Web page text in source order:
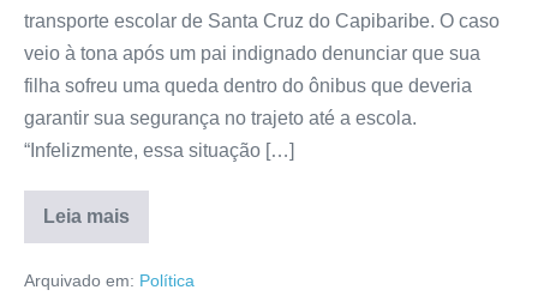
transporte escolar de Santa Cruz do Capibaribe. O caso
veio à tona após um pai indignado denunciar que sua
filha sofreu uma queda dentro do ônibus que deveria
garantir sua segurança no trajeto até a escola.
“Infelizmente, essa situação […]
Leia mais
Arquivado em: Política